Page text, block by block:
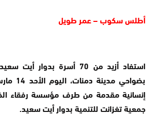
أطلس سكوب – عمر طويل
استفاد أزيد من 70 أسرة
إنسانية مقدمة من طرف مؤسسة رفقاء
جمعية تغزانت للتنمية بدوار أيت سعيد.